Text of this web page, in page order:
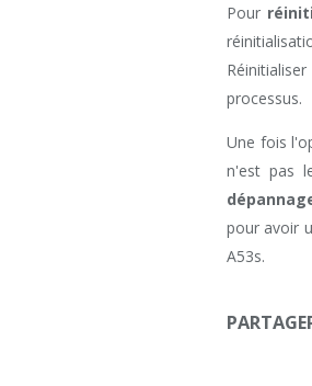
Pour
processus.
Une fois
n'est pas
pour avoir
A53s.